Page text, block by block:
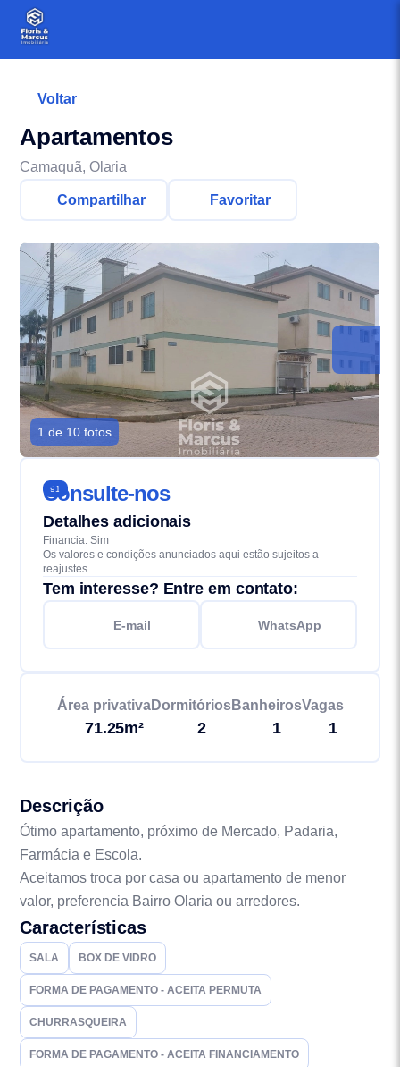
Voltar
Apartamentos
Camaquã, Olaria
Compartilhar Favoritar
1 de 10 fotos
91
Consulte-nos
Detalhes adicionais
Financia: Sim
Os valores e condições anunciados aqui estão sujeitos a
reajustes.
Tem interesse? Entre em contato:
E-mail WhatsApp
Área privativa
71.25m²
Dormitórios
2
Banheiros
1
Vagas
1
Descrição
Ótimo apartamento, próximo de Mercado, Padaria,
Farmácia e Escola.
Aceitamos troca por casa ou apartamento de menor
valor, preferencia Bairro Olaria ou arredores.
Características
SALA BOX DE VIDRO
FORMA DE PAGAMENTO - ACEITA PERMUTA
CHURRASQUEIRA
FORMA DE PAGAMENTO - ACEITA FINANCIAMENTO